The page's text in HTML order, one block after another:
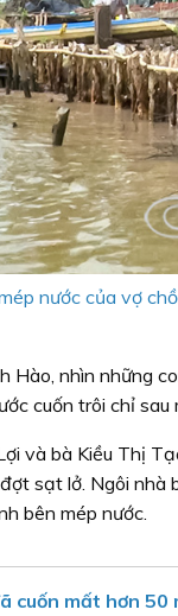
nước của vợ
Hào, nhìn những
cuốn trôi chỉ sau
và bà Kiều Thị
sạt lở. Ngôi
bên mép nước.
cuốn mất hơn